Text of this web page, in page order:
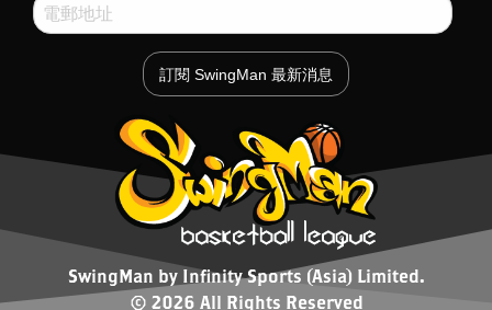
SwingMan by Infinity Sports (Asia) Limited.
© 2026 All Rights Reserved